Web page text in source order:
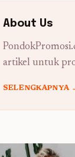
About Us
artikel untuk
SELENGKAPNYA